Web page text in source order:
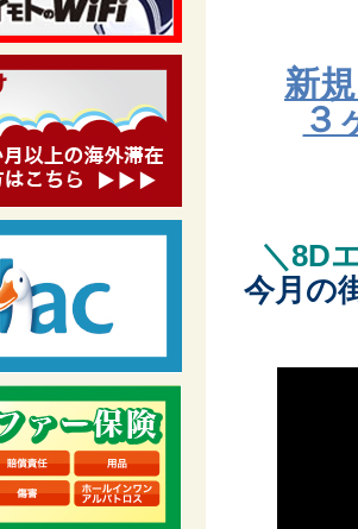
新
３
＼8D
今月の